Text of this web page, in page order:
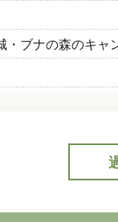
ブナの森のキ